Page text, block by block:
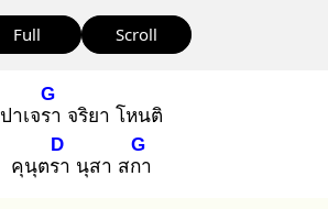
Full Scroll
ปาเจรา
G
จริยา โหนติ
คุนุตรา
D
นุสา สกา
G